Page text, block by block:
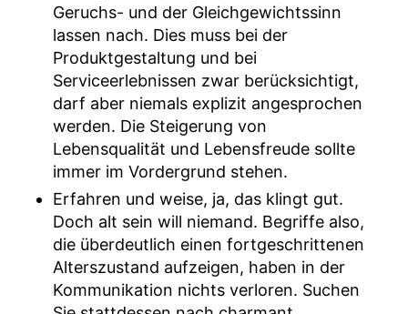
Geruchs- und der Gleichgewichtssinn
lassen nach. Dies muss bei der
Produktgestaltung und bei
Serviceerlebnissen zwar berücksichtigt,
darf aber niemals explizit angesprochen
werden. Die Steigerung von
Lebensqualität und Lebensfreude sollte
immer im Vordergrund stehen.
Erfahren und weise, ja, das klingt gut.
Doch alt sein will niemand. Begriffe also,
die überdeutlich einen fortgeschrittenen
Alterszustand aufzeigen, haben in der
Kommunikation nichts verloren. Suchen